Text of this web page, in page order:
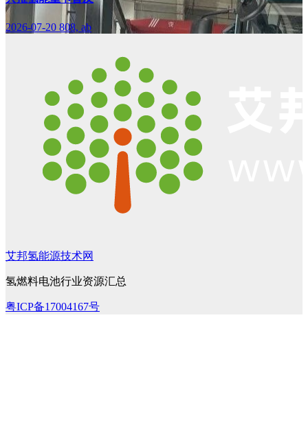
2026-07-20 808, ab
艾邦氢能源技术网
氢燃料电池行业资源汇总
粤ICP备17004167号